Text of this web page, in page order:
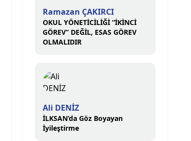
Ramazan ÇAKIRCI
OKUL YÖNETİCİLİĞİ “İKİNCİ
GÖREV” DEĞİL, ESAS GÖREV
OLMALIDIR
Ali DENİZ
İLKSAN’da Göz Boyayan
İyileştirme